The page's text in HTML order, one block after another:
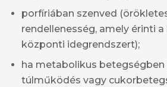
porfíriában szenved
rendellenesség, amely érinti
központi idegrendszert);
ha metabolikus betegségben
túlműködés vagy